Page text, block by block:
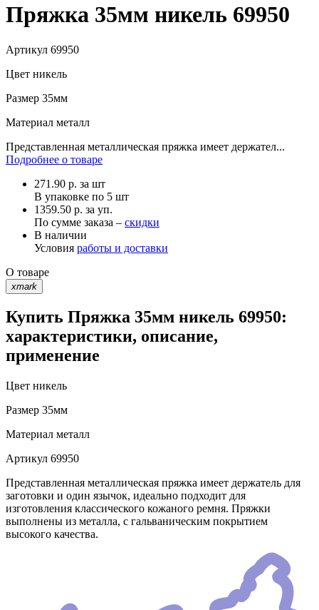
Пряжка 35мм никель 69950
Артикул 69950
Цвет никель
Размер 35мм
Материал металл
Представленная металлическая пряжка имеет держател...
Подробнее о товаре
271.90 р. за шт
В упаковке по 5 шт
1359.50 р. за уп.
По сумме заказа – скидки
В наличии
Условия работы и доставки
О товаре
xmark
Купить Пряжка 35мм никель 69950:
характеристики, описание,
применение
Цвет никель
Размер 35мм
Материал металл
Артикул 69950
Представленная металлическая пряжка имеет держатель для
заготовки и один язычок, идеально подходит для
изготовления классического кожаного ремня. Пряжки
выполнены из металла, с гальваническим покрытием
высокого качества.